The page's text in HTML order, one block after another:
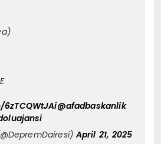
@afadbaskanlik
April 21, 2025